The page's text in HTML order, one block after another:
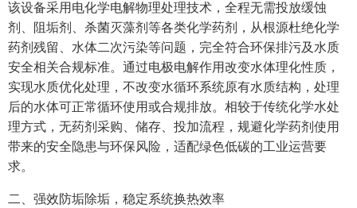
该设备采用电化学电解物理处理技术，全程无需投放缓蚀
剂、阻垢剂、杀菌灭藻剂等各类化学药剂，从根源杜绝化学
药剂残留、水体二次污染等问题，完全符合环保排污及水质
安全相关合规标准。通过电极电解作用改变水体理化性质，
实现水质优化处理，不改变水循环系统原有水质结构，处理
后的水体可正常循环使用或合规排放。相较于传统化学水处
理方式，无药剂采购、储存、投加流程，规避化学药剂使用
带来的安全隐患与环保风险，适配绿色低碳的工业运营要
求。
二、强效防垢除垢，稳定系统换热效率